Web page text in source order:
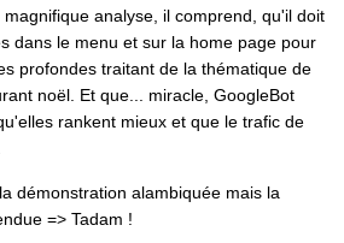
analyse, il comprend, qu'il doit
dans le menu et sur la home page pour
profondes traitant de la thématique de
noël. Et que... miracle, GoogleBot
rankent mieux et que le trafic de
démonstration alambiquée mais la
=> Tadam !